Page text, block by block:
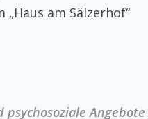
am Sälzerhof“